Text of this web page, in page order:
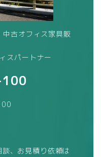
古オフィス家具販
スパートナー
、お見積り依頼は